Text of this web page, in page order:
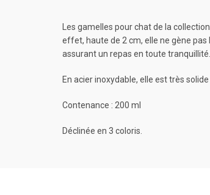
Les gamelles pour chat de la
effet, haute de 2 cm, elle ne gène
assurant un repas en toute tranquillité.
En acier inoxydable, elle est très
Contenance : 200 ml
Déclinée en 3 coloris.